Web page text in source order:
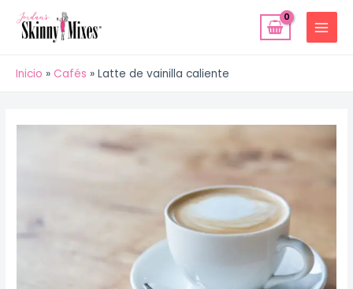
MAIN
MENU
Inicio Cafés Latte de vainilla caliente
de